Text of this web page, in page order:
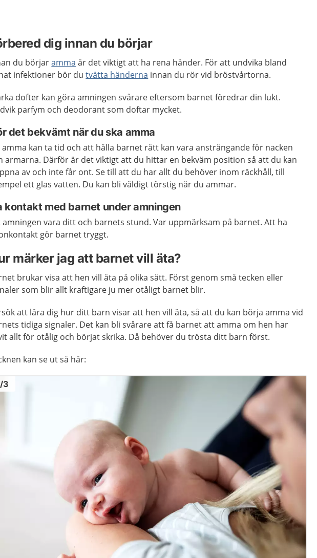
dig innan du börjar
du börjaramma är det viktigt att ha rena händer. För att undvika bland
infektioner bör dutvätta händerna innan du rör vid bröstvårtorna.
dofter kan göra amningen svårare eftersom barnet föredrar din lukt.
parfym och deodorant som doftar mycket.
det bekvämt när du ska amma
amma kan ta tid och att hålla barnet rätt kan vara ansträngande för nacken
armarna. Därför är det viktigt att du hittar en bekväm position så att du kan
av och inte får ont. Se till att du har allt du behöver inom räckhåll, till
ett glas vatten. Du kan bli väldigt törstig när du ammar.
kontakt med barnet under amningen
amningen vara ditt och barnets stund. Var uppmärksam på barnet. Att ha
gör barnet tryggt.
märker jag att barnet vill äta?
brukar visa att hen vill äta på olika sätt. Först genom små tecken eller
som blir allt kraftigare ju mer otåligt barnet blir.
att lära dig hur ditt barn visar att hen vill äta, så att du kan börja amma vid
tidiga signaler. Det kan bli svårare att få barnet att amma om hen har
allt för otålig och börjat skrika. Då behöver du trösta ditt barn först.
kan se ut så här:
1
/3